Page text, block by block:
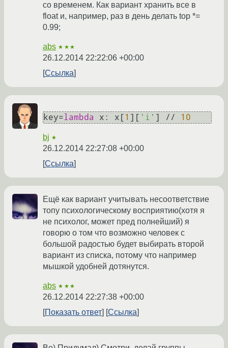
со временем. Как вариант хранить все в
float и, например, раз в день делать top *=
0.99;
abs ★★★
26.12.2014 22:22:06 +00:00
Ссылка
key=lambda x: x[ 1 ][ 'i' ] // 10
bj ★
26.12.2014 22:27:08 +00:00
Ссылка
Ещё как вариант учитывать несоответствие
топу психологическому восприятию(хотя я
не психолог, может пред полнейший) я
говорю о том что возможно человек с
большой радостью будет выбирать второй
вариант из списка, потому что например
мышкой удобней дотянутся.
abs ★★★
26.12.2014 22:27:38 +00:00
Показать ответ
Ссылка